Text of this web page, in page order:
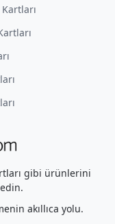
gibi ürünlerini
akıllıca yolu.